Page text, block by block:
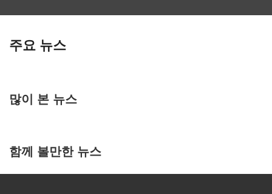
주요 뉴스
많이 본 뉴스
함께 볼만한 뉴스